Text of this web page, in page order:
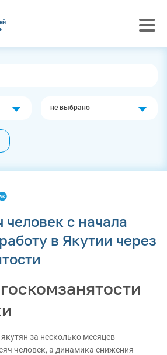
не выбрано
человек с начала
в Якутии через
за несколько месяцев
человек, а динамика снижения